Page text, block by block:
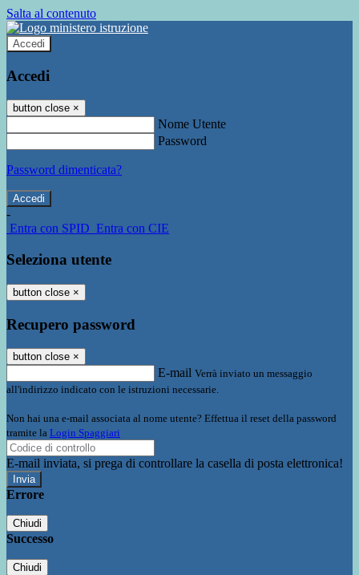
Salta al contenuto
Accedi
Accedi
button close ×
Nome Utente
Password
Password dimenticata?
-
Entra con SPID Entra con CIE
Seleziona utente
button close ×
Recupero password
button close ×
E-mail Verrà inviato un messaggio
all'indirizzo indicato con le istruzioni necessarie.
Non hai una e-mail associata al nome utente? Effettua il reset della password
tramite la Login Spaggiari
E-mail inviata, si prega di controllare la casella di posta elettronica!
Errore
Chiudi
Successo
Chiudi